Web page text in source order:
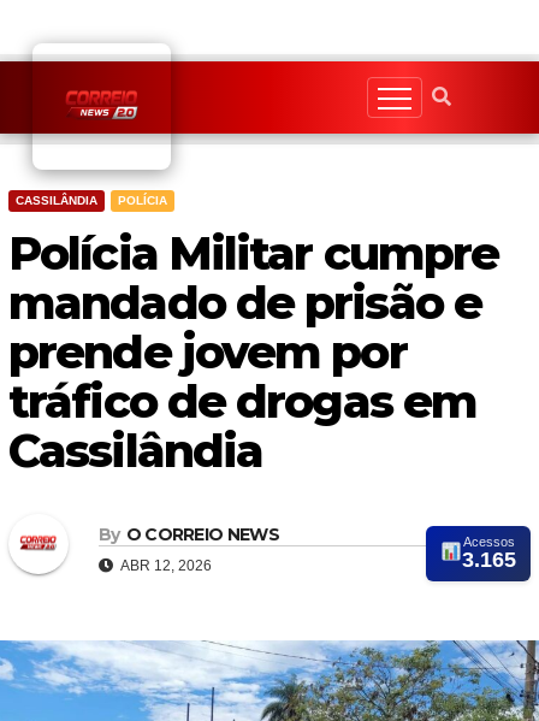
content
CASSILÂNDIA POLÍCIA
Polícia Militar cumpre
mandado de prisão e
prende jovem por
tráfico de drogas em
Cassilândia
By O CORREIO NEWS
ABR 12, 2026
Acessos
3.165